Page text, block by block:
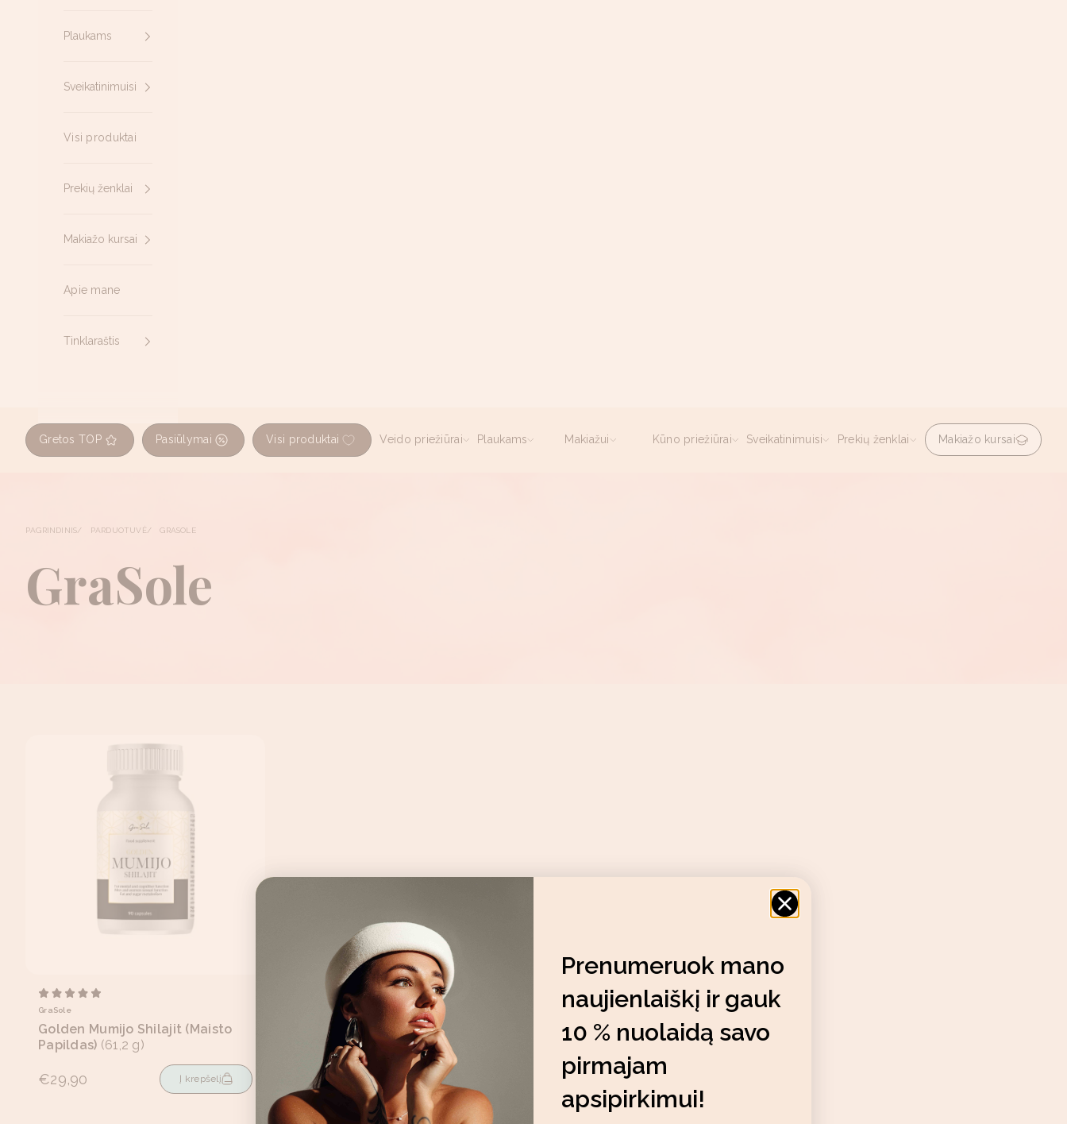
Plaukams
Sveikatinimuisi
Visi produktai
Prekių ženklai
Makiažo kursai
Apie mane
Tinklaraštis
Gretos TOP Pasiūlymai Visi produktai Veido priežiūrai Plaukams Makiažui Kūno priežiūrai Sveikatinimuisi Prekių ženklai Makiažo kursai
PAGRINDINIS PARDUOTUVĖ GRASOLE
GraSole
GraSole
Golden Mumijo Shilajit (Maisto
Papildas) (61,2 g)
€29,90 Į krepšelį
Prenumeruok mano
naujienlaiškį ir gauk
10 % nuolaidą savo
pirmajam
apsipirkimui!